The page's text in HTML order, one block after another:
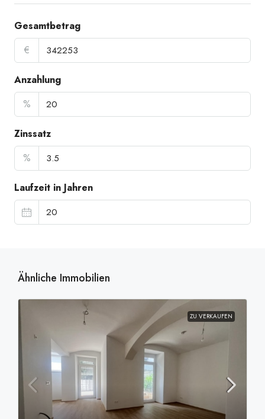
Gesamtbetrag
€
Anzahlung
%
Zinssatz
%
Laufzeit in Jahren
Ähnliche Immobilien
ZU VERKAUFEN